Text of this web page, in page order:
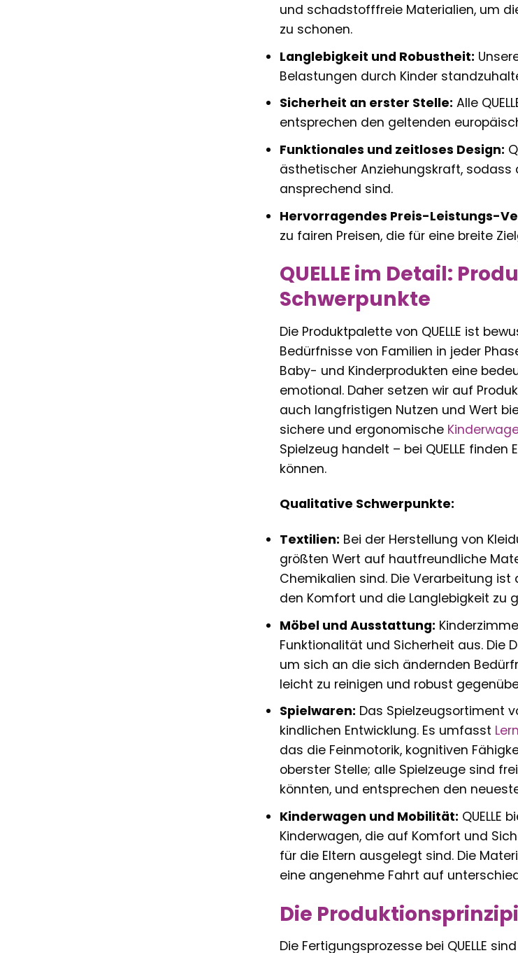
und schadstofffreie Materialien, um
zu schonen.
Langlebigkeit und Robustheit:
Belastungen durch Kinder
Sicherheit an erster Stelle: Alle
entsprechen den geltenden
Funktionales und zeitloses Design:
ästhetischer Anziehungskraft,
ansprechend sind.
Hervorragendes Preis-Leistungs-
zu fairen Preisen, die für eine breite
QUELLE im Detail:
Schwerpunkte
Die Produktpalette von QUELLE ist
Bedürfnisse von Familien in jeder
Baby- und Kinderprodukten eine
emotional. Daher setzen wir auf
auch langfristigen Nutzen und Wert
sichere und ergonomische
Spielzeug handelt – bei QUELLE
können.
Qualitative Schwerpunkte:
Textilien: Bei der Herstellung von
größten Wert auf hautfreundliche
Chemikalien sind. Die Verarbeitung
den Komfort und die Langlebigkeit zu
Möbel und Ausstattung:
Funktionalität und Sicherheit aus. Die
um sich an die sich ändernden
leicht zu reinigen und robust
Spielwaren: Das Spielzeugsortiment
kindlichen Entwicklung. Es umfasst
das die Feinmotorik, kognitiven
oberster Stelle; alle Spielzeuge sind
könnten, und entsprechen den
Kinderwagen und Mobilität:
Kinderwagen, die auf Komfort und
für die Eltern ausgelegt sind. Die
eine angenehme Fahrt auf
Die
Die Fertigungsprozesse bei QUELLE